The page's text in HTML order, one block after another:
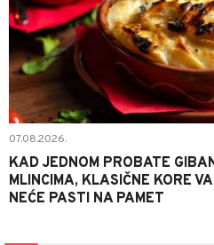
07.08.2026.
KAD JEDNOM PROBATE
MLINCIMA, KLASIČNE KORE
NEĆE PASTI NA PAMET